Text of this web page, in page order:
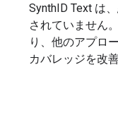
SynthID Text は
されていません
り、他のアプロ
カバレッジを改